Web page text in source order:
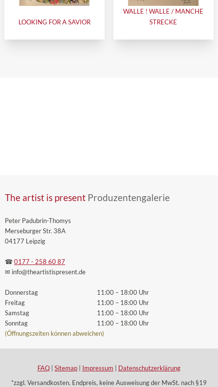
LOOKING FOR A SAVIOR
WALLE ! WALLE / MANCHE
STRECKE
The artist is present Produzentengalerie
Peter Padubrin-Thomys
Merseburger Str. 38A
04177 Leipzig
☎ 0177 - 258 60 87
✉ info@theartistispresent.de
Donnerstag
Freitag
Samstag
Sonntag
11:00 – 18:00 Uhr
11:00 – 18:00 Uhr
11:00 – 18:00 Uhr
11:00 – 18:00 Uhr
(Öffnungszeiten können abweichen)
FAQ Sitemap Impressum
Datenschutzerklärung
*zzgl. Versandkosten. Endpreis, keine Ausweisung der MwSt. nach §19